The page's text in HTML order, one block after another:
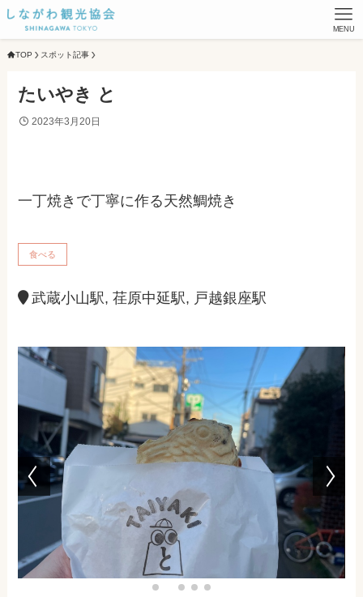
MENU
TOP スポット記事
たいやき と
2023年3月20日
一丁焼きで丁寧に作る天然鯛焼き
食べる
武蔵小山駅, 荏原中延駅, 戸越銀座駅